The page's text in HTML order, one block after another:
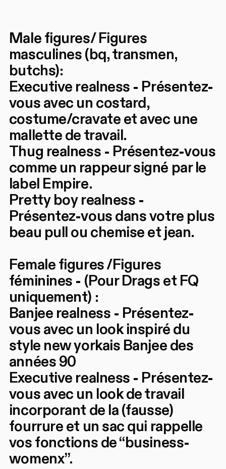
Male figures/ Figures
masculines (bq, transmen,
butchs):
Executive realness - Présentez-
vous avec un costard,
costume/cravate et avec une
mallette de travail.
Thug realness - Présentez-vous
comme un rappeur signé par le
label Empire.
Pretty boy realness -
Présentez-vous dans votre plus
beau pull ou chemise et jean.
Female figures /Figures
féminines - (Pour Drags et FQ
uniquement) :
Banjee realness - Présentez-
vous avec un look inspiré du
style new yorkais Banjee des
années 90
Executive realness - Présentez-
vous avec un look de travail
incorporant de la (fausse)
fourrure et un sac qui rappelle
vos fonctions de “business-
womenx”.